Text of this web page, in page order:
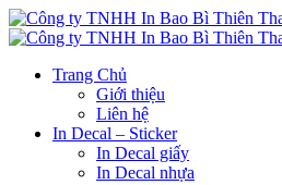
Trang Chủ
Giới thiệu
Liên hệ
In Decal – Sticker
In Decal giấy
In Decal nhựa